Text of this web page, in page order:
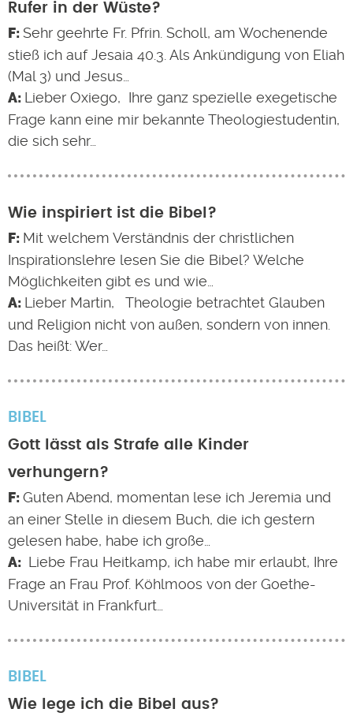
Rufer in der Wüste?
Sehr geehrte Fr. Pfrin. Scholl, am Wochenende
stieß ich auf Jesaia 40.3. Als Ankündigung von Eliah
(Mal 3) und Jesus…
Lieber Oxiego, Ihre ganz spezielle exegetische
Frage kann eine mir bekannte Theologiestudentin,
die sich sehr…
Wie inspiriert ist die Bibel?
Mit welchem Verständnis der christlichen
Inspirationslehre lesen Sie die Bibel? Welche
Möglichkeiten gibt es und wie…
Lieber Martin, Theologie betrachtet Glauben
und Religion nicht von außen, sondern von innen.
Das heißt: Wer…
BIBEL
Gott lässt als Strafe alle Kinder
verhungern?
Guten Abend, momentan lese ich Jeremia und
an einer Stelle in diesem Buch, die ich gestern
gelesen habe, habe ich große…
Liebe Frau Heitkamp, ich habe mir erlaubt, Ihre
Frage an Frau Prof. Köhlmoos von der Goethe-
Universität in Frankfurt…
BIBEL
Wie lege ich die Bibel aus?